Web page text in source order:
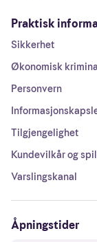
Praktisk
Sikkerhet
Økonomisk
Personvern
Tilgjengelighet
Kundevilkår og
Varslingskanal
Åpningstider